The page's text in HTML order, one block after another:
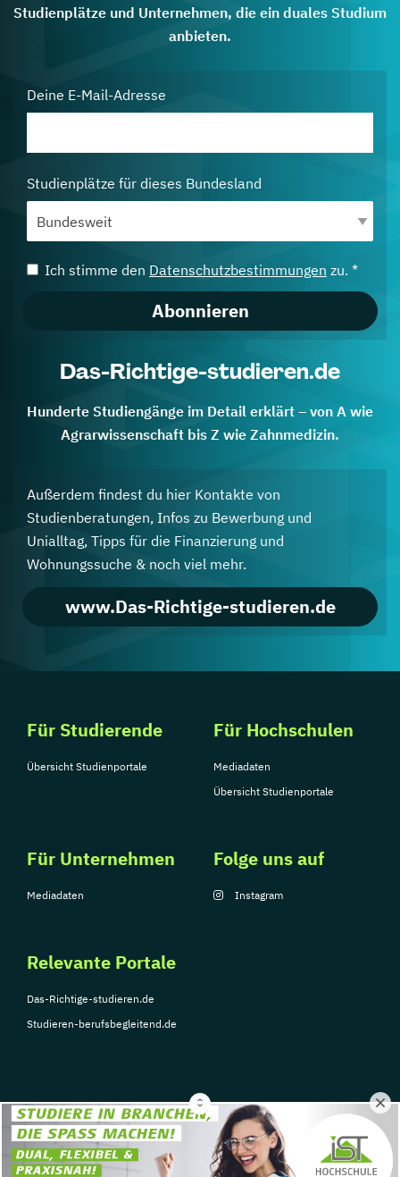
Studienplätze und Unternehmen, die ein duales Studium
anbieten.
Deine E-Mail-Adresse
Studienplätze für dieses Bundesland
Ich stimme den Datenschutzbestimmungen zu. *
Abonnieren
Das-Richtige-studieren.de
Hunderte Studiengänge im Detail erklärt – von A wie
Agrarwissenschaft bis Z wie Zahnmedizin.
Außerdem findest du hier Kontakte von
Studienberatungen, Infos zu Bewerbung und
Unialltag, Tipps für die Finanzierung und
Wohnungssuche & noch viel mehr.
www.Das-Richtige-studieren.de
Für Studierende
Übersicht Studienportale
Für Hochschulen
Mediadaten
Übersicht Studienportale
Für Unternehmen
Mediadaten
Relevante Portale
Das-Richtige-studieren.de
Studieren-berufsbegleitend.de
Folge uns auf
Instagram
© Copyright 2026, TarGroup Media GmbH
Impressum
Über Datenschutzerklärung Nutzungsbedingungen